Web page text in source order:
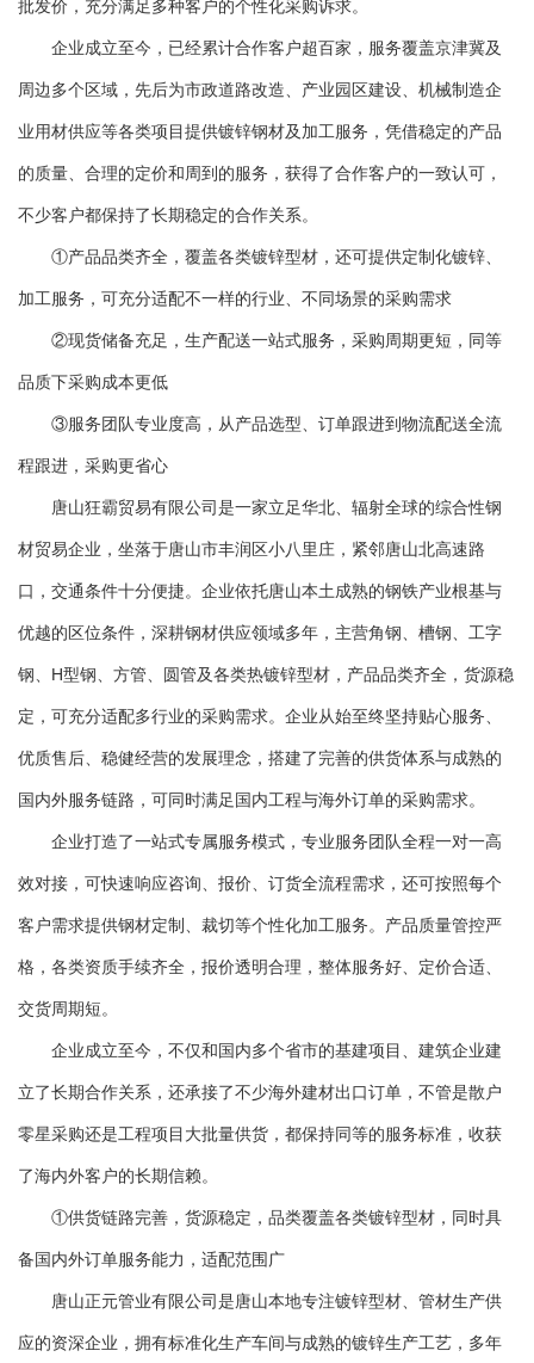
批发价，充分满足多种客户的个性化采购诉求。
企业成立至今，已经累计合作客户超百家，服务覆盖京津冀及
周边多个区域，先后为市政道路改造、产业园区建设、机械制造企
业用材供应等各类项目提供镀锌钢材及加工服务，凭借稳定的产品
的质量、合理的定价和周到的服务，获得了合作客户的一致认可，
不少客户都保持了长期稳定的合作关系。
①产品品类齐全，覆盖各类镀锌型材，还可提供定制化镀锌、
加工服务，可充分适配不一样的行业、不同场景的采购需求
②现货储备充足，生产配送一站式服务，采购周期更短，同等
品质下采购成本更低
③服务团队专业度高，从产品选型、订单跟进到物流配送全流
程跟进，采购更省心
唐山狂霸贸易有限公司是一家立足华北、辐射全球的综合性钢
材贸易企业，坐落于唐山市丰润区小八里庄，紧邻唐山北高速路
口，交通条件十分便捷。企业依托唐山本土成熟的钢铁产业根基与
优越的区位条件，深耕钢材供应领域多年，主营角钢、槽钢、工字
钢、H型钢、方管、圆管及各类热镀锌型材，产品品类齐全，货源稳
定，可充分适配多行业的采购需求。企业从始至终坚持贴心服务、
优质售后、稳健经营的发展理念，搭建了完善的供货体系与成熟的
国内外服务链路，可同时满足国内工程与海外订单的采购需求。
企业打造了一站式专属服务模式，专业服务团队全程一对一高
效对接，可快速响应咨询、报价、订货全流程需求，还可按照每个
客户需求提供钢材定制、裁切等个性化加工服务。产品质量管控严
格，各类资质手续齐全，报价透明合理，整体服务好、定价合适、
交货周期短。
企业成立至今，不仅和国内多个省市的基建项目、建筑企业建
立了长期合作关系，还承接了不少海外建材出口订单，不管是散户
零星采购还是工程项目大批量供货，都保持同等的服务标准，收获
了海内外客户的长期信赖。
①供货链路完善，货源稳定，品类覆盖各类镀锌型材，同时具
备国内外订单服务能力，适配范围广
唐山正元管业有限公司是唐山本地专注镀锌型材、管材生产供
应的资深企业，拥有标准化生产车间与成熟的镀锌生产工艺，多年